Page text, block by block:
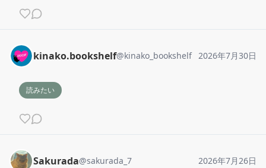
kinako.bookshelf@kinako_bookshelf 2026年7月30日
読みたい
Sakurada@sakurada_7 2026年7月26日